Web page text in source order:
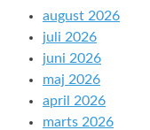
august 2026
juli 2026
juni 2026
maj 2026
april 2026
marts 2026